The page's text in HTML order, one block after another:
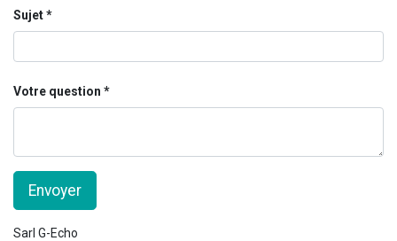
Sujet
Votre question
Envoyer
Sarl G-Echo